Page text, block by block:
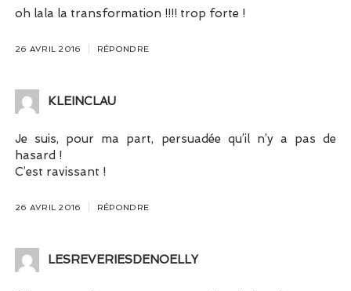
oh lala la transformation !!!! trop forte !
26 AVRIL 2016 RÉPONDRE
KLEINCLAU
Je suis, pour ma part, persuadée qu’il n’y a pas de
hasard !
C’est ravissant !
26 AVRIL 2016 RÉPONDRE
LESREVERIESDENOELLY